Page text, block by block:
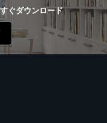
ぐダウンロード